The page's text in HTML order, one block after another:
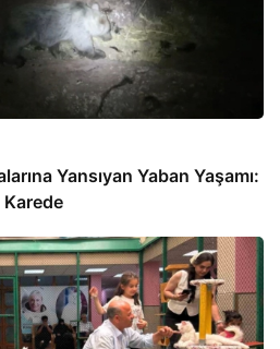
Yansıyan Yaban Yaşamı:
Karede